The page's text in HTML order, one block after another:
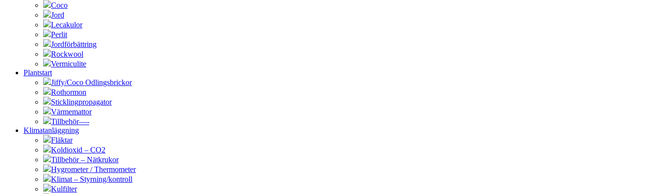
Coco
Jord
Lecakulor
Perlit
Jordförbättring
Rockwool
Vermiculite
Plantstart
Jiffy/Coco Odlingsbrickor
Rothormon
Sticklingpropagator
Värmemattor
Tillbehör—-
Klimatanläggning
Fläktar
Koldioxid – CO2
Tillbehör – Nätkrukor
Hygrometer / Thermometer
Klimat – Styrning/kontroll
Kulfilter